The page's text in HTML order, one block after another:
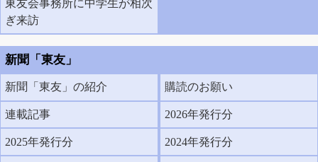
東友会事務所に中学生が相次
ぎ来訪
新聞「東友」
新聞「東友」の紹介 購読のお願い
連載記事 2026年発行分
2025年発行分 2024年発行分